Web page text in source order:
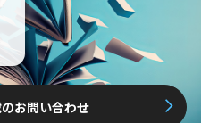
お問い合わせ